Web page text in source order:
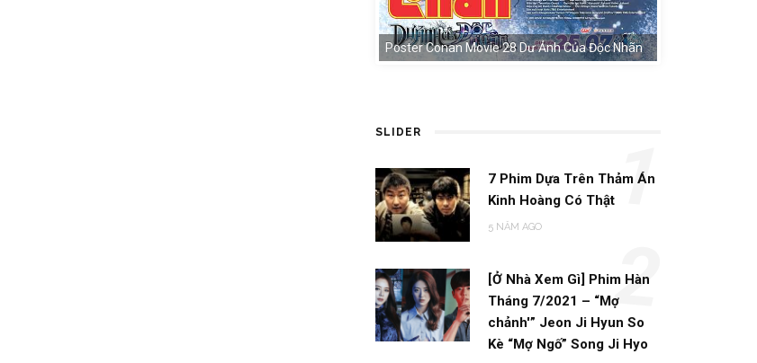
Poster Conan Movie 28 Dư Ảnh Của Độc Nhãn
SLIDER
7 Phim Dựa Trên Thảm Án
Kinh Hoàng Có Thật
5 NĂM AGO
1
[Ở Nhà Xem Gì] Phim Hàn
Tháng 7/2021 – “Mợ
chảnh'” Jeon Ji Hyun So
Kè “Mợ Ngố” Song Ji Hyo
2